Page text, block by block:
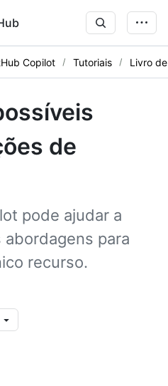
Copilot Tutoriais Livro
de
pode ajudar a
para
recurso.